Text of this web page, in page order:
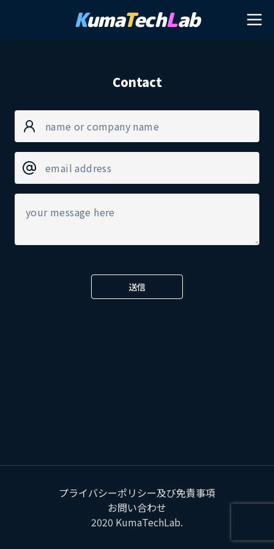
KumaTechLab
Contact
送信
プライバシーポリシー及び免責事項
お問い合わせ
2020 KumaTechLab.